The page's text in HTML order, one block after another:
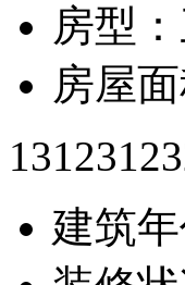
房型
房屋面
建筑